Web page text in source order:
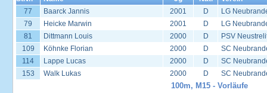
77
Baarck Jannis 2001 D
LG
79
Heicke Marwin 2001 D
LG
81
Dittmann Louis 2000 D
PSV
109
Köhnke Florian 2000 D
SC
114
Lappe Lucas 2000 D
SC
153
Walk Lukas 2000 D SC
100m, M15 - Vorläufe